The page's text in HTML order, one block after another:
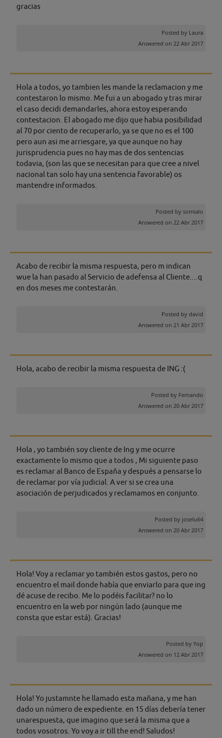
gracias
Posted by Laura
Answered on 22 Abr 2017
Hola a todos, yo tambien les mande la reclamacion y me
contestaron lo mismo. Me fui a un abogado y tras mirar
el caso decidi demandarles, ahora estoy esperando
contestacion. El abogado me dijo que habia posibilidad
al 70 por ciento de recuperarlo, ya se que no es el 100
pero aun asi me arriesgare, ya que aunque no hay
jurisprudencia pues no hay mas de dos sentencias
todavia, (son las que se necesitan para que cree a nivel
nacional tan solo hay una sentencia favorable) os
mantendre informados.
Posted by somialo
Answered on 22 Abr 2017
Acabo de recibir la misma respuesta, pero m indican
wue la han pasado al Servicio de adefensa al Cliente....q
en dos meses me contestarán.
Posted by david
Answered on 21 Abr 2017
Hola, acabo de recibir la misma respuesta de ING :(
Posted by Fernando
Answered on 20 Abr 2017
Hola , yo también soy cliente de Ing y me ocurre
exactamente lo mismo que a todos , Mi siguiente paso
es reclamar al Banco de España y después a pensarse lo
de reclamar por vía judicial. A ver si se crea una
asociación de perjudicados y reclamamos en conjunto.
Posted by joselu64
Answered on 20 Abr 2017
Hola! Voy a reclamar yo también estos gastos, pero no
encuentro el mail donde había que enviarlo para que ing
dé acuse de recibo. Me lo podéis facilitar? no lo
encuentro en la web por ningún lado (aunque me
consta que estar está). Gracias!
Posted by Yop
Answered on 12 Abr 2017
Hola! Yo justamnte he llamado esta mañana, y me han
dado un número de expediente. en 15 días debería tener
unarespuesta, que imagino que será la misma que a
todos vosotros. Yo voy a ir till the end! Saludos!